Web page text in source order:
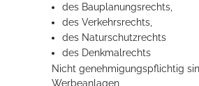
des Bauplanungsrechts,
des Verkehrsrechts,
des Naturschutzrechts
des Denkmalrechts
Nicht genehmigungspflichtig
Werbeanlagen